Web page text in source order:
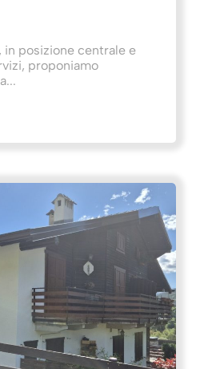
in posizione centrale e
proponiamo